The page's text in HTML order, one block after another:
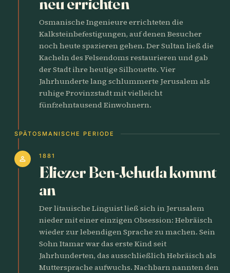
Osmanische Ingenieure errichteten die
Kalksteinbefestigungen, auf denen Besucher
noch heute spazieren gehen. Der Sultan ließ die
Kacheln des Felsendoms restaurieren und gab
der Stadt ihre heutige Silhouette. Vier
Jahrhunderte lang schlummerte Jerusalem als
ruhige Provinzstadt mit vielleicht
fünfzehntausend Einwohnern.
SPÄTOSMANISCHE PERIODE
person 1881
Eliezer Ben-Jehuda kommt
an
Der litauische Linguist ließ sich in Jerusalem
nieder mit einer einzigen Obsession: Hebräisch
wieder zur lebendigen Sprache zu machen. Sein
Sohn Itamar war das erste Kind seit
Jahrhunderten, das ausschließlich Hebräisch als
Muttersprache aufwuchs. Nachbarn nannten den